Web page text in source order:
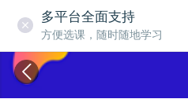
多平台全面支持
方便选课，随时随地学习